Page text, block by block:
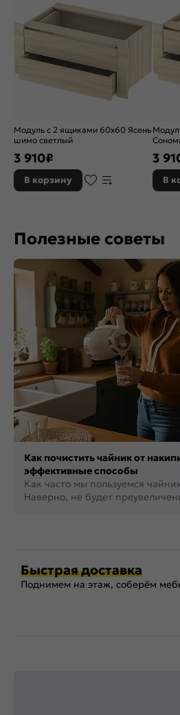
Модуль с 2 ящиками 60х60 Ясень
шимо светлый
3 910₽
В корзину
3
В
Полезные советы
Как почистить чайник от
эффективные способы
Как часто мы пользуемся
Наверно, не будет
Быстрая доставка
Поднимем на этаж, соберём